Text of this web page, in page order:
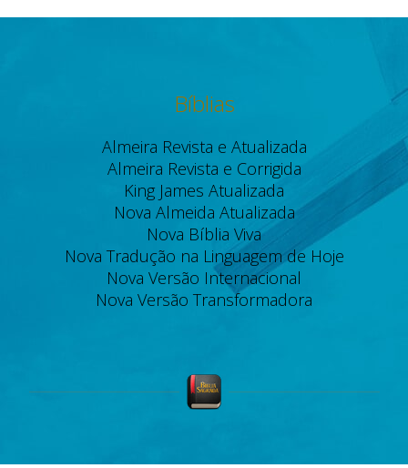
Bíblias
Almeira Revista e Atualizada
Almeira Revista e Corrigida
King James Atualizada
Nova Almeida Atualizada
Nova Bíblia Viva
Nova Tradução na Linguagem de Hoje
Nova Versão Internacional
Nova Versão Transformadora